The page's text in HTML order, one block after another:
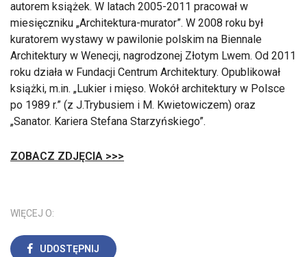
autorem książek. W latach 2005-2011 pracował w
miesięczniku „Architektura-murator”. W 2008 roku był
kuratorem wystawy w pawilonie polskim na Biennale
Architektury w Wenecji, nagrodzonej Złotym Lwem. Od 2011
roku działa w Fundacji Centrum Architektury. Opublikował
książki, m.in. „Lukier i mięso. Wokół architektury w Polsce
po 1989 r.” (z J.Trybusiem i M. Kwietowiczem) oraz
„Sanator. Kariera Stefana Starzyńskiego”.
ZOBACZ ZDJĘCIA >>>
WIĘCEJ O:
UDOSTĘPNIJ